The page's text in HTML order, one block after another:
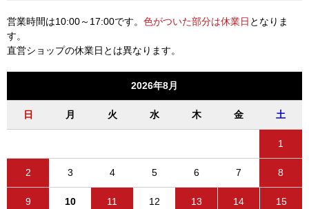
営業時間は10:00～17:00です。 色がついた部分は休業日 となりま
す。
直営ショップの休業日とは異なります。
2026年8月
日 月 火 水 木 金 土
1
2 3 4 5 6 7 8
9 10 11 12 13 14 15